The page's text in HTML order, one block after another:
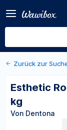
Packung 3 x 5 kg
Von Dentona
Zurück zur
Esthetic
kg
Von Dentona